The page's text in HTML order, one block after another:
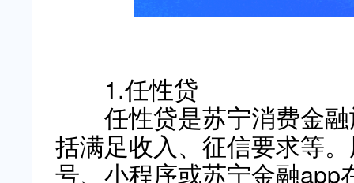
1.任性贷
任性贷是苏宁消费金融
括满足收入、征信要求等
号、小程序或苏宁金融